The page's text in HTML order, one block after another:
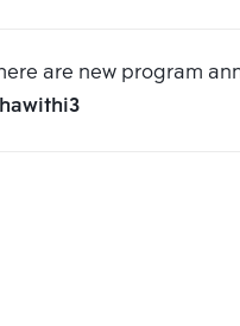
are new program